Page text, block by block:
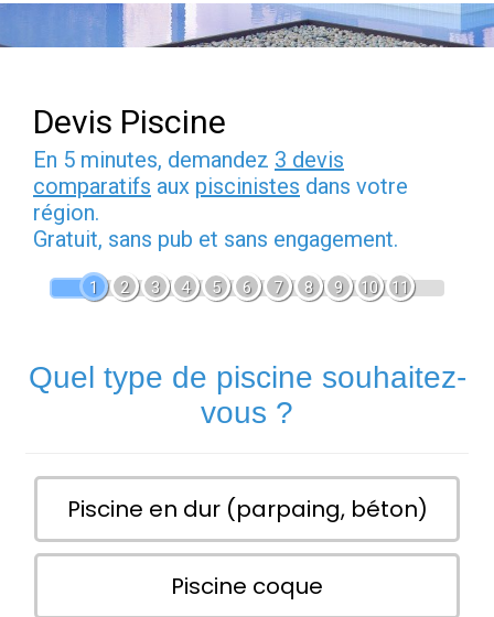
Devis Piscine
En 5 minutes, demandez 3 devis
comparatifs aux piscinistes dans votre
région.
Gratuit, sans pub et sans engagement.
1 2 3 4 5 6 7 8 9 10 11
Quel type de piscine souhaitez-
vous ?
Piscine en dur (parpaing, béton)
Piscine coque